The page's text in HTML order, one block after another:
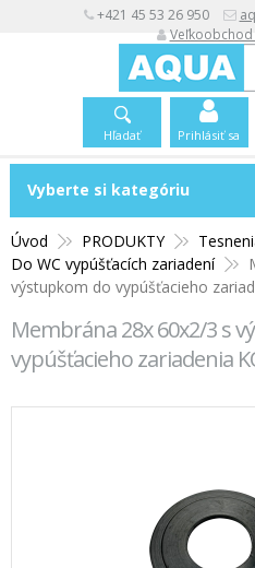
+421 45 53 26 950
Hľadať Prihlásiť sa
Vyberte si kategóriu
Úvod PRODUKTY
Do WC vypúšťacích zariadení
výstupkom do vypúšťacieho
Membrána 28x 60x2/3 s
vypúšťacieho zariadenia
Vyberte si kategóriu